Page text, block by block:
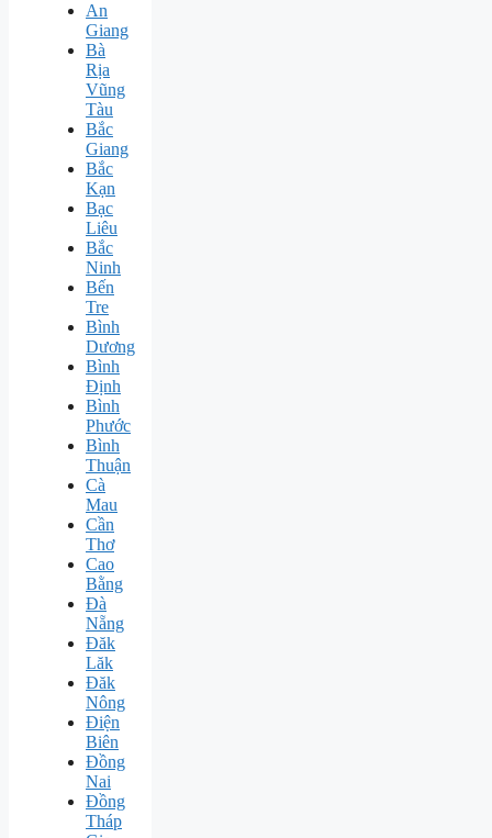
An
Giang
Bà
Rịa
Vũng
Tàu
Bắc
Giang
Bắc
Kạn
Bạc
Liêu
Bắc
Ninh
Bến
Tre
Bình
Dương
Bình
Định
Bình
Phước
Bình
Thuận
Cà
Mau
Cần
Thơ
Cao
Bằng
Đà
Nẵng
Đăk
Lăk
Đăk
Nông
Điện
Biên
Đồng
Nai
Đồng
Tháp